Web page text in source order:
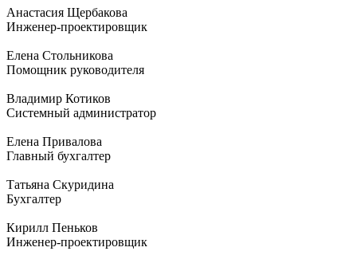
Анастасия Щербакова
Инженер-проектировщик
Елена Стольникова
Помощник руководителя
Владимир Котиков
Системный администратор
Елена Привалова
Главный бухгалтер
Татьяна Скуридина
Бухгалтер
Кирилл Пеньков
Инженер-проектировщик